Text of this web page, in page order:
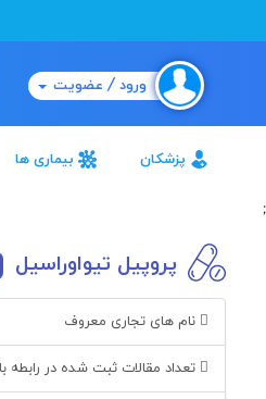
ورود / عضویت
پزشکان بیماری ها
;
پروپیل تیواوراسیل
نام های تجاری معروف
تعداد مقالات ثبت شده در رابطه